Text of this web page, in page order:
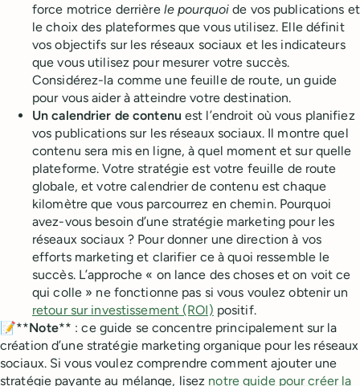
force motrice derrière le pourquoi de vos publications et
le choix des plateformes que vous utilisez. Elle définit
vos objectifs sur les réseaux sociaux et les indicateurs
que vous utilisez pour mesurer votre succès.
Considérez-la comme une feuille de route, un guide
pour vous aider à atteindre votre destination.
Un calendrier de contenu est l’endroit où vous planifiez
vos publications sur les réseaux sociaux. Il montre quel
contenu sera mis en ligne, à quel moment et sur quelle
plateforme. Votre stratégie est votre feuille de route
globale, et votre calendrier de contenu est chaque
kilomètre que vous parcourrez en chemin. Pourquoi
avez-vous besoin d’une stratégie marketing pour les
réseaux sociaux ? Pour donner une direction à vos
efforts marketing et clarifier ce à quoi ressemble le
succès. L’approche « on lance des choses et on voit ce
qui colle » ne fonctionne pas si vous voulez obtenir un
retour sur investissement (ROI) positif.
📝**Note** : ce guide se concentre principalement sur la
création d’une stratégie marketing organique pour les réseaux
sociaux. Si vous voulez comprendre comment ajouter une
stratégie payante au mélange, lisez notre guide pour créer la